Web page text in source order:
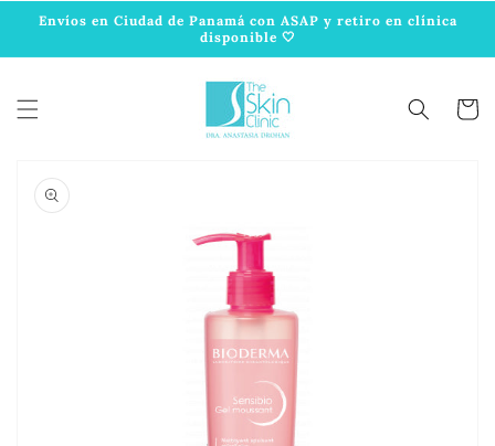
directamente
Envíos en Ciudad de Panamá con ASAP y retiro en clínica
disponible 🤍
Carrito
información
Abrir
elemento
multimedia